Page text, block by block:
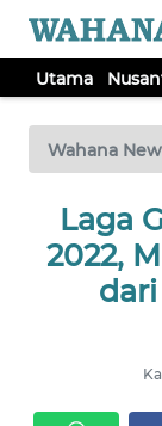
Utama
Wahana
Laga
2022,
TV
Tutup
UTAMA
NUSANTARA
SERBA-